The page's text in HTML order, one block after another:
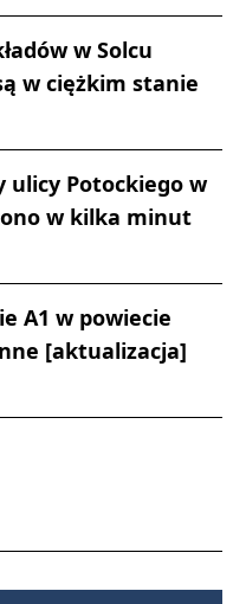
w Solcu
w ciężkim stanie
ulicy Potockiego w
w kilka minut
A1 w powiecie
[aktualizacja]